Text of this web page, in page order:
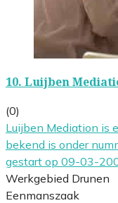
10. Luijben
(0)
Luijben Mediation is
bekend is onder
gestart op 09-03-
Werkgebied Drunen
Eenmanszaak